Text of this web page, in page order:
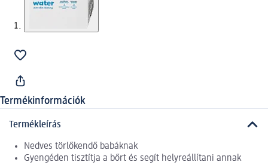
Termékinformációk
Termékleírás
Nedves törlőkendő babáknak
Gyengéden tisztítja a bőrt és segít helyreállítani annak